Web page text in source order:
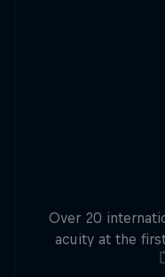
Over 20
acuity at the